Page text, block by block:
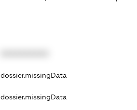
dossier.missingData
dossier.missingData